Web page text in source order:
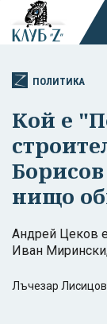
ПОЛИТИКА
Кой е
нищо
Андрей Цеков
Иван
Лъчезар Лисицов